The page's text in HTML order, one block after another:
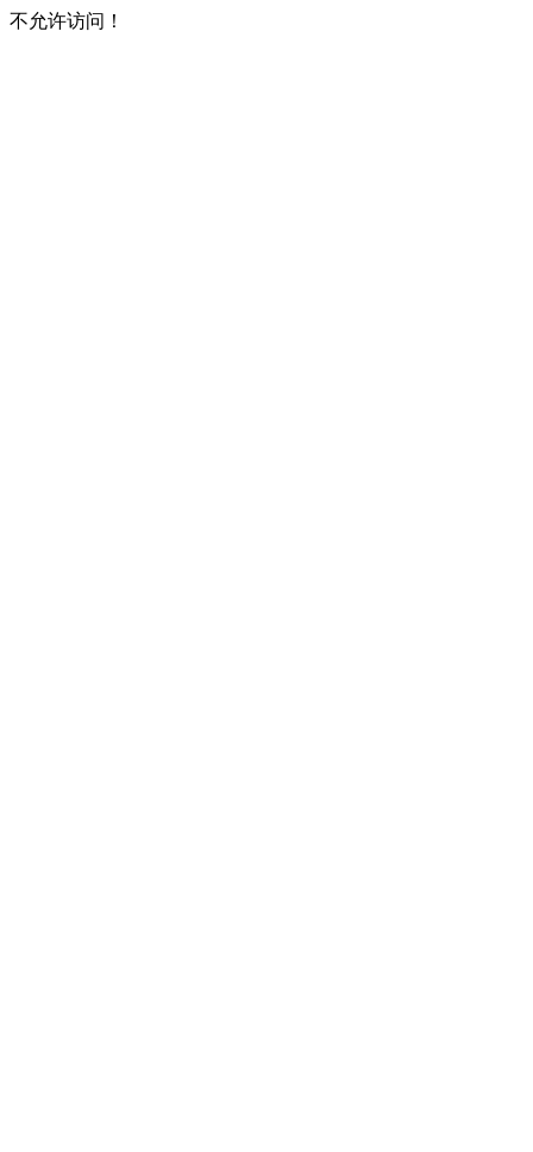
不允许访问！